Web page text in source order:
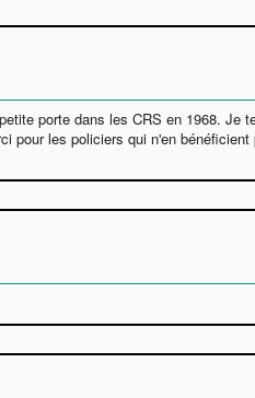
porte dans les CRS en 1968.
pour les policiers qui n'en